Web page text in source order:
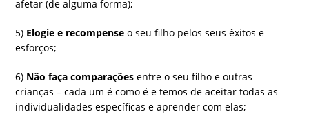
afetar (de alguma forma);
5) Elogie e recompense o seu filho pelos seus êxitos e
esforços;
6) Não faça comparações entre o seu filho e outras
crianças – cada um é como é e temos de aceitar todas as
individualidades específicas e aprender com elas;